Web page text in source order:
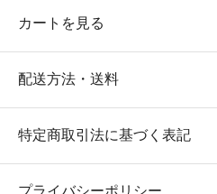
カートを見る
配送方法・送料
特定商取引法に基づく表記
プライバシーポリシー